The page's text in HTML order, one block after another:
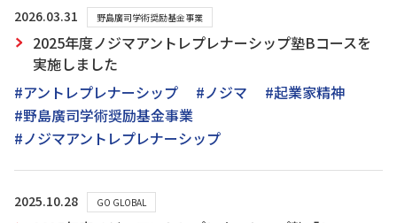
2026.03.31 野島廣司学術奨励基金事業
2025年度ノジマアントレプレナーシップ塾Bコースを
実施しました
#アントレプレナーシップ
#ノジマ
#起業家精神
#野島廣司学術奨励基金事業
#ノジマアントレプレナーシップ
2025.10.28 GO GLOBAL